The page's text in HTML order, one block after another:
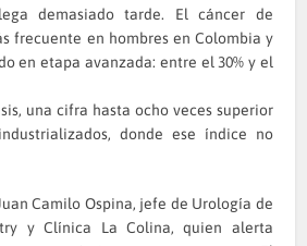
demasiado tarde. El cáncer de
frecuente en hombres en Colombia y
en etapa avanzada: entre el 30% y el
una cifra hasta ocho veces superior
donde ese índice no
Camilo Ospina, jefe de Urología de
y Clínica La Colina, quien alerta